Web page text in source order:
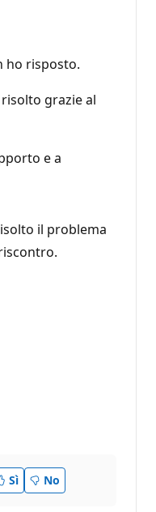
ho risposto.
grazie al
e a
il problema
Sì No